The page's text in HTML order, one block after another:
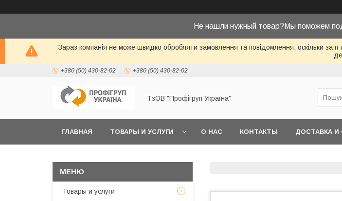
Не нашли нужный товар?Мы поможем
Зараз компанія не може швидко обробляти замовлення та повідомлення, оскільки за
+380 (50) 430-82-02 +380 (50) 430-82-02
ТзОВ "Профігруп Україна"
ГЛАВНАЯ ТОВАРЫ И УСЛУГИ О НАС КОНТАКТЫ ДОСТАВКА И
Товары и услуги